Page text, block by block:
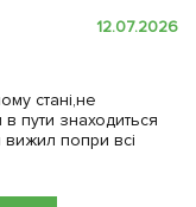
12.07.2026
стані,не
пути знаходиться
попри всі